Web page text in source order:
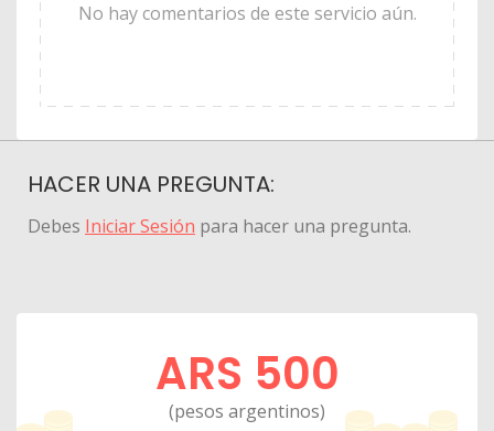
No hay comentarios de este servicio aún.
HACER UNA PREGUNTA:
Debes Iniciar Sesión para hacer una pregunta.
ARS 500
(pesos argentinos)